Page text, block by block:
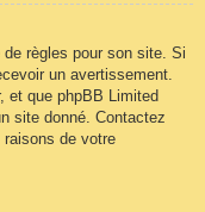
règles pour son site. Si
un avertissement.
et que phpBB Limited
site donné. Contactez
raisons de votre